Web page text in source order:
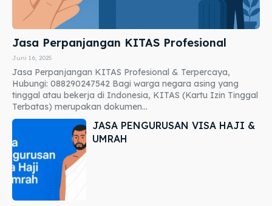
Jasa Perpanjangan KITAS Profesional
Juni 16, 2025
Jasa Perpanjangan KITAS Profesional & Terpercaya,
Hubungi: 088290247542 Bagi warga negara asing yang
tinggal atau bekerja di Indonesia, KITAS (Kartu Izin Tinggal
Terbatas) merupakan dokumen...
JASA PENGURUSAN VISA HAJI &
UMRAH